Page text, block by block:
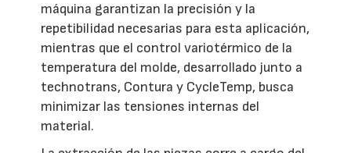
máquina garantizan la precisión y la
repetibilidad necesarias para esta aplicación,
mientras que el control variotérmico de la
temperatura del molde, desarrollado junto a
technotrans, Contura y CycleTemp, busca
minimizar las tensiones internas del
material.